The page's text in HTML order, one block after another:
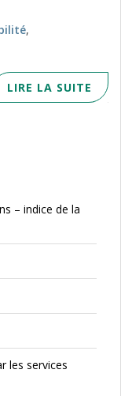
,
LIRE LA SUITE
– indice de la
les services